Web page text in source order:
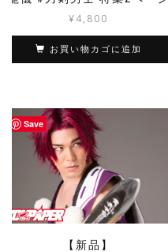
¥4,800
お買い物カゴに追加
Save
【新品】